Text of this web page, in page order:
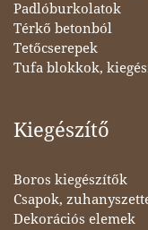
Padlóburkolatok
Térkő betonból
Tetőcserepek
Tufa blokkok,
Kiegészítő
Boros kiegészítők
Csapok,
Dekorációs elemek